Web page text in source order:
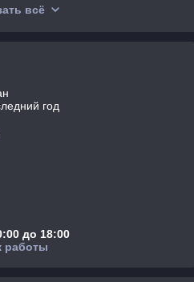
этой серии
что кондиционер парит в
уделяет внимание
надежности и оснащению
набором режимов и функций,
конечному пользователю,
и сервисному обслуживанию.
в себе ряд функций и
ее надежной и
.
всё
год
до 18:00
работы